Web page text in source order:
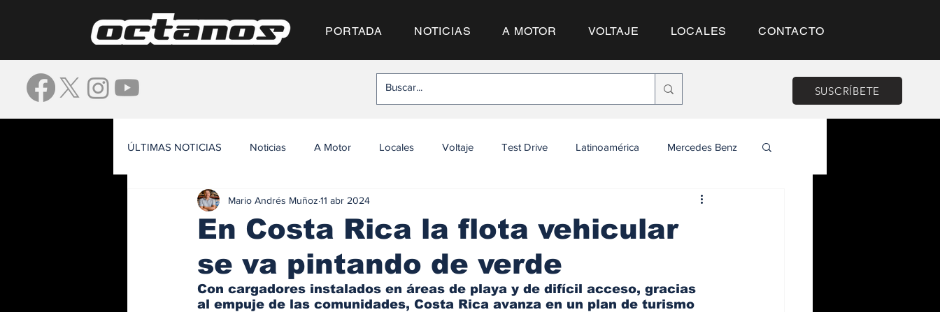
PORTADA NOTICIAS A MOTOR VOLTAJE LOCALES CONTACTO
SUSCRÍBETE
ÚLTIMAS NOTICIAS Noticias A Motor Locales Voltaje Test Drive Latinoamérica Mercedes Benz
En Costa Rica la flota vehicular
se va pintando de verde
Mario Andrés Muñoz 11 abr 2024
Con cargadores instalados en áreas de playa y de difícil acceso, gracias
al empuje de las comunidades, Costa Rica avanza en un plan de turismo